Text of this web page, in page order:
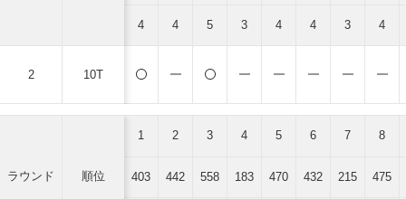
2 10T
4 4 5 3 4 4 3 4
ラウンド 順位
1 2 3 4 5 6 7 8
403 442 558 183 470 432 215 475